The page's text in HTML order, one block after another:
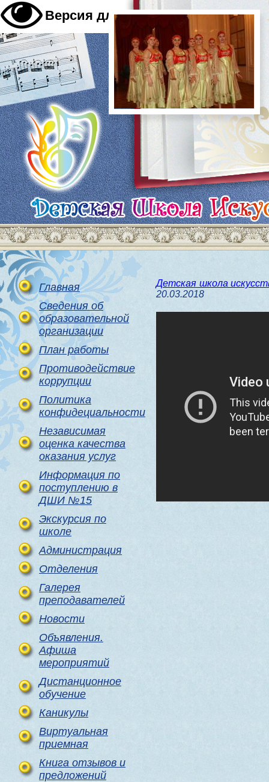
Версия для слабовидящих A A A
Главная
Сведения об
образовательной
организации
План работы
Противодействие
коррупции
Политика
конфидециальности
Независимая
оценка качества
оказания услуг
Информация по
поступлению в
ДШИ №15
Экскурсия по
школе
Администрация
Отделения
Галерея
преподавателей
Новости
Объявления.
Афиша
мероприятий
Дистанционное
обучение
Каникулы
Виртуальная
приемная
Книга отзывов и
предложений
Детская школа
20.03.2018